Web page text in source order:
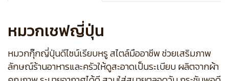
หมวกเชฟญี่ปุ่น
หมวกกุ๊กญี่ปุ่นดีไซน์เรียบหรู สไตล์มืออาชีพ ช่วยเสริมภาพ
ลักษณ์ร้านอาหารและครัวให้ดูสะอาดเป็นระเบียบ ผลิตจากผ้า